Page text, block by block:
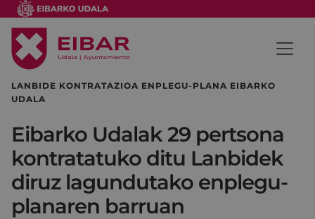
LANBIDE KONTRATAZIOA ENPLEGU-PLANA EIBARKO
UDALA
Eibarko Udalak 29 pertsona
kontratatuko ditu Lanbidek
diruz lagundutako enplegu-
planaren barruan